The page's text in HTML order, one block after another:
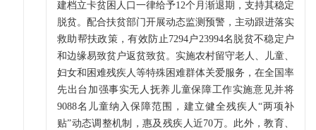
建档立卡贫困人口一律给予12个月渐退期，支持其稳定
脱贫。配合扶贫部门开展动态监测预警，主动跟进落实
救助帮扶政策，有效防止7294户23994名脱贫不稳定户
和边缘易致贫户返贫致贫。实施农村留守老人、儿童、
妇女和困难残疾人等特殊困难群体关爱服务，在全国率
先出台加强事实无人抚养儿童保障工作实施意见并将
9088名儿童纳入保障范围，建立健全残疾人“两项补
贴”动态调整机制，惠及残疾人近70万。此外，教育、